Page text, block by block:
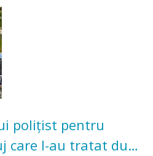
polițist pentru
care l-au tratat după